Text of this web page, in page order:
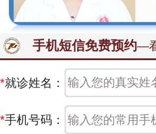
手机短信免费预约—
*就诊姓名：
*手机号码：